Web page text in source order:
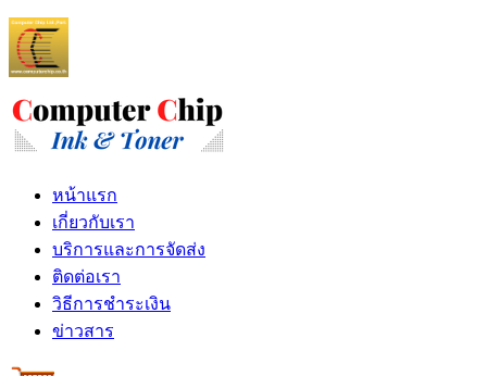
หน้าแรก
เกี่ยวกับเรา
บริการและการจัดส่ง
ติดต่อเรา
วิธีการชำระเงิน
ข่าวสาร